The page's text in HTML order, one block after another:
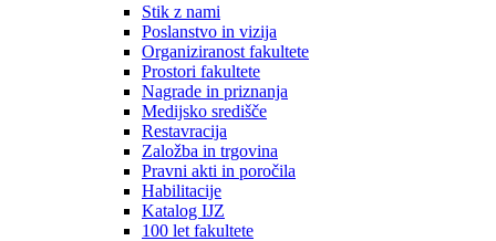
Stik z nami
Poslanstvo in vizija
Organiziranost fakultete
Prostori fakultete
Nagrade in priznanja
Medijsko središče
Restavracija
Založba in trgovina
Pravni akti in poročila
Habilitacije
Katalog IJZ
100 let fakultete